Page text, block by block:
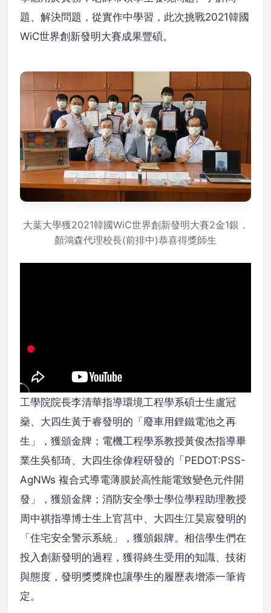
題、解決問題，從實作中學習，此次挑戰2021韓國
WiC世界創新發明大賽成果豐碩。
大葉大學獲2021韓國WiC世界創新發明大賽2金1銀，
顏鴻森代理校長(前排中)恭喜得獎師生
工學院院長李清華指導環境工程學系碩士生盧冠
燊、大四生黃于睿發明的「廢車用鋰鐵電池之再
生」，獲頒金牌；電機工程學系教授黃俊杰指導畢
業生吳郁琦、大四生徐偉程研發的「PEDOT:PSS-
AgNWs 複合式導電薄膜於高性能電致變色元件開
發」，獲頒金牌；消防安全學士學位學程助理教授
周中祺指導博士生上官莒中、大四生江昊宸發明的
「住宅安全警示系統」，獲頒銀牌。相信學生們在
投入創新發明的過程，獲得終生受用的知識、技術
與態度，發明獎獎牌也讓學生的履歷表增添一筆肯
定。